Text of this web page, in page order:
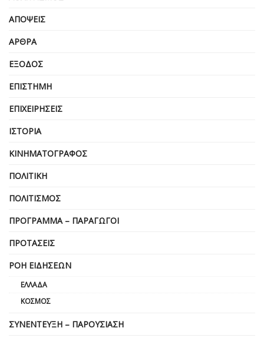
ΑΠΌΨΕΙΣ
ΆΡΘΡΑ
ΈΞΟΔΟΣ
ΕΠΙΣΤΉΜΗ
ΕΠΙΧΕΙΡΗΣΕΙΣ
ΙΣΤΟΡΊΑ
ΚΙΝΗΜΑΤΟΓΡΆΦΟΣ
ΠΟΛΙΤΙΚΉ
ΠΟΛΙΤΙΣΜΌΣ
ΠΡΌΓΡΑΜΜΑ – ΠΑΡΑΓΩΓΟΊ
ΠΡΟΤΆΣΕΙΣ
ΡΟΉ ΕΙΔΉΣΕΩΝ
ΕΛΛΆΔΑ
ΚΌΣΜΟΣ
ΣΥΝΈΝΤΕΥΞΗ – ΠΑΡΟΥΣΊΑΣΗ